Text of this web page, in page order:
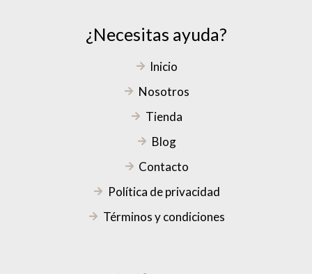
¿Necesitas ayuda?
Inicio
Nosotros
Tienda
Blog
Contacto
Política de privacidad
Términos y condiciones